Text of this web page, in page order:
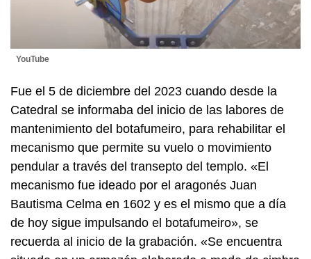
YouTube
Fue el 5 de diciembre del 2023 cuando desde la
Catedral se informaba del inicio de las labores de
mantenimiento del botafumeiro, para rehabilitar el
mecanismo que permite su vuelo o movimiento
pendular a través del transepto del templo. «El
mecanismo fue ideado por el aragonés Juan
Bautisma Celma en 1602 y es el mismo que a día
de hoy sigue impulsando el botafumeiro», se
recuerda al inicio de la grabación. «Se encuentra